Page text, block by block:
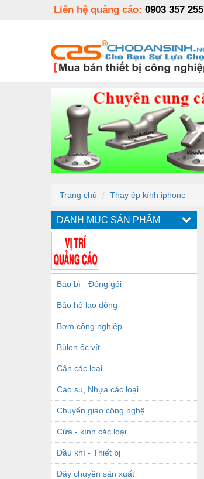
Liên hệ quảng cáo: 0903 357 255
Trang chủ Thay ép kính iphone
DANH MỤC SẢN PHẨM
Bao bì - Đóng gói
Bảo hộ lao động
Bơm công nghiệp
Bùlon ốc vít
Cân các loại
Cao su, Nhựa các loại
Chuyển giao công nghệ
Cửa - kính các loại
Dầu khí - Thiết bị
Dây chuyền sản xuất